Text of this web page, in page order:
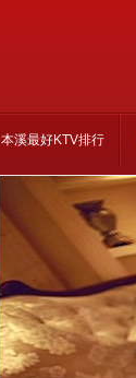
本溪最好KTV排行